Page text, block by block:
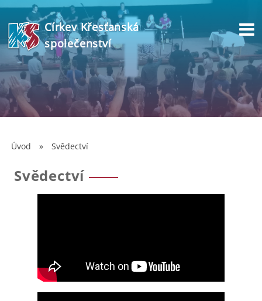
Církev Křesťanská
společenství
Úvod » Svědectví
Svědectví